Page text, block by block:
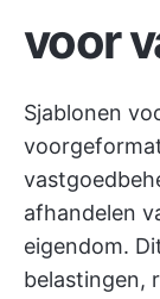
voor
Sjablonen
afhandelen
eigendom.
belastingen,